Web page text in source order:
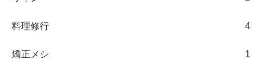
料理修行 4
矯正メシ 1